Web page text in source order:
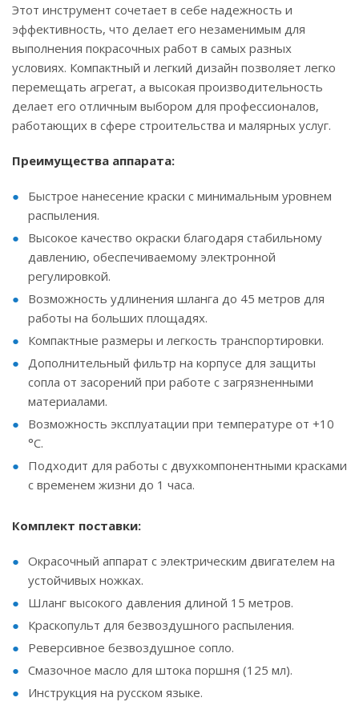
Этот инструмент сочетает в себе надежность и
эффективность, что делает его незаменимым для
выполнения покрасочных работ в самых разных
условиях. Компактный и легкий дизайн позволяет легко
перемещать агрегат, а высокая производительность
делает его отличным выбором для профессионалов,
работающих в сфере строительства и малярных услуг.
Преимущества аппарата:
Быстрое нанесение краски с минимальным уровнем
распыления.
Высокое качество окраски благодаря стабильному
давлению, обеспечиваемому электронной
регулировкой.
Возможность удлинения шланга до 45 метров для
работы на больших площадях.
Компактные размеры и легкость транспортировки.
Дополнительный фильтр на корпусе для защиты
сопла от засорений при работе с загрязненными
материалами.
Возможность эксплуатации при температуре от +10
°C.
Подходит для работы с двухкомпонентными красками
с временем жизни до 1 часа.
Комплект поставки:
Окрасочный аппарат с электрическим двигателем на
устойчивых ножках.
Шланг высокого давления длиной 15 метров.
Краскопульт для безвоздушного распыления.
Реверсивное безвоздушное сопло.
Смазочное масло для штока поршня (125 мл).
Инструкция на русском языке.